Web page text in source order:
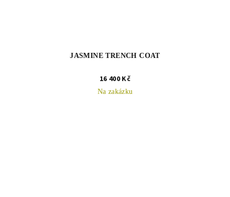
JASMINE TRENCH COAT
16 400 Kč
Na zakázku